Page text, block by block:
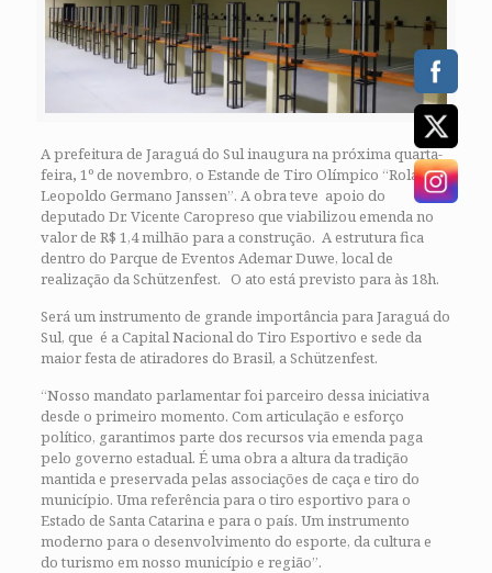
A prefeitura de Jaraguá do Sul inaugura na próxima quarta-
feira, 1º de novembro, o Estande de Tiro Olímpico “Roland
Leopoldo Germano Janssen”. A obra teve apoio do
deputado Dr. Vicente Caropreso que viabilizou emenda no
valor de R$ 1,4 milhão para a construção. A estrutura fica
dentro do Parque de Eventos Ademar Duwe, local de
realização da Schützenfest. O ato está previsto para às 18h.
Será um instrumento de grande importância para Jaraguá do
Sul, que é a Capital Nacional do Tiro Esportivo e sede da
maior festa de atiradores do Brasil, a Schützenfest.
“Nosso mandato parlamentar foi parceiro dessa iniciativa
desde o primeiro momento. Com articulação e esforço
político, garantimos parte dos recursos via emenda paga
pelo governo estadual. É uma obra a altura da tradição
mantida e preservada pelas associações de caça e tiro do
município. Uma referência para o tiro esportivo para o
Estado de Santa Catarina e para o país. Um instrumento
moderno para o desenvolvimento do esporte, da cultura e
do turismo em nosso município e região”.